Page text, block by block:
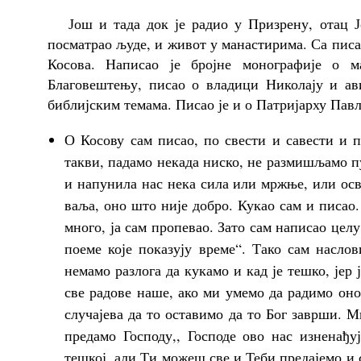
Још и тада док је радио у Призрену, отац
посматрао људе, и живот у манастирима. Са
Косова. Написао је бројне монографије о
Благовештењу, писао о владици Николају и
библијским темама. Писао је и о Патријарху
О Косову сам писао, по свести и савести
такви, падамо некада ниско, не размишљамо
и напунила нас нека сила или мржње, или
ваља, оно што није добро. Кукао сам и
много, ја сам пропевао. Зато сам написао
поеме које показују време“. Тако сам
немамо разлога да кукамо и кад је тешко,
све радове наше, ако ми умемо да радимо
случајева да то оставимо да то Бог заврши.
предамо Господу,, Господе ово нас
тешкој, али Ти можеш све и Теби предајемо и